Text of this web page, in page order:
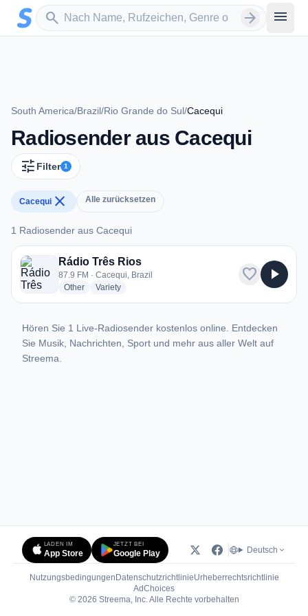
Zum Hauptinhalt springen
search
Sender suchen arrow_forward menu
South America/Brazil/Rio Grande do Sul/Cacequi
Radiosender aus Cacequi
tune Filter 1
Cacequi close Alle zurücksetzen
1 Radiosender aus Cacequi
1 Radiosender aus Cacequi
Rádio Três Rios
87.9 FM · Cacequi, Brazil
Otherradio stations
Varietyradio stations
favorite play_arrow
Hören Sie 1 Live-Radiosender kostenlos online. Entdecken
Sie Musik, Nachrichten, Sport und mehr aus aller Welt auf
Streema.
LADEN IM
App Store
JETZT BEI
Google Play Deutsch
Nutzungsbedingungen DatenschutzrichtlinieUrheberrechtsrichtlinie
AdChoices(öffnet in neuem Tab)
© 2026 Streema, Inc. Alle Rechte vorbehalten